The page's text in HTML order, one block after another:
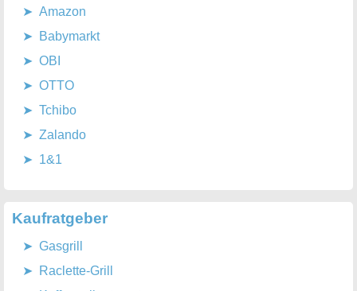
Amazon
Babymarkt
OBI
OTTO
Tchibo
Zalando
1&1
Kaufratgeber
Gasgrill
Raclette-Grill